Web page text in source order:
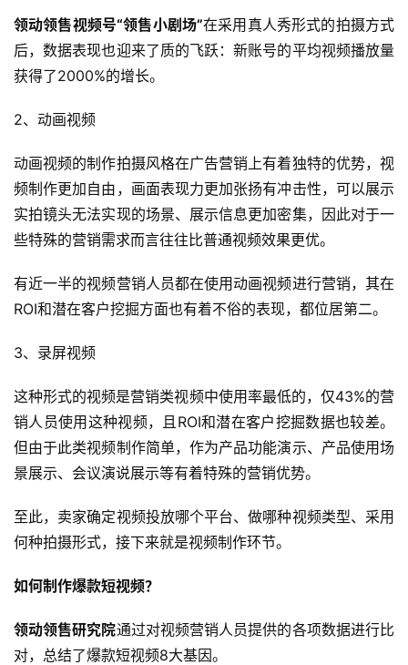
店
跨
百
社
媒
营
跨
导
领动领售视频号“领售小剧场”在采用真人秀形式的拍摄方式
后，数据表现也迎来了质的飞跃：新账号的平均视频播放量
获得了2000%的增长。
2、 动画视频
动画视频的制作拍摄风格在广告营销上有着独特的优势，视
频制作更加自由，画面表现力更加张扬有冲击性，可以展示
实拍镜头无法实现的场景、展示信息更加密集，因此对于一
些特殊的营销需求而言往往比普通视频效果更优。
有近一半的视频营销人员都在使用动画视频进行营销，其在
ROI和潜在客户挖掘方面也有着不俗的表现，都位居第二。
3、 录屏视频
这种形式的视频是营销类视频中使用率最低的，仅43%的营
销人员使用这种视频，且ROI和潜在客户挖掘数据也较差。
但由于此类视频制作简单，作为产品功能演示、产品使用场
景展示、会议演说展示等有着特殊的营销优势。
至此，卖家确定视频投放哪个平台、做哪种视频类型、采用
何种拍摄形式，接下来就是视频制作环节。
如何制作爆款短视频？
领动领售研究院通过对视频营销人员提供的各项数据进行比
对，总结了爆款短视频8大基因。